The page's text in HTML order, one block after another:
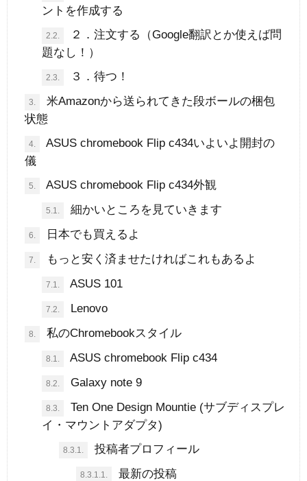
ントを作成する
2.2.
２．注文する（Google翻訳とか使えば問
題なし！）
2.3. ３．待つ！
3.
米Amazonから送られてきた段ボールの梱包
状態
4.
ASUS chromebook Flip c434いよいよ開封の
儀
5. ASUS chromebook Flip c434外観
5.1. 細かいところを見ていきます
6. 日本でも買えるよ
7. もっと安く済ませたければこれもあるよ
7.1. ASUS 101
7.2. Lenovo
8. 私のChromebookスタイル
8.1. ASUS chromebook Flip c434
8.2. Galaxy note 9
8.3.
Ten One Design Mountie (サブディスプレ
イ・マウントアダプタ)
8.3.1. 投稿者プロフィール
8.3.1.1. 最新の投稿